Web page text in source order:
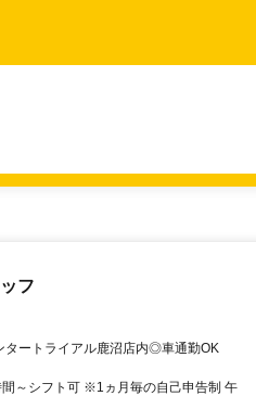
フ
タートライアル鹿沼店内◎車通勤OK
～シフト可 ※1ヵ月毎の自己申告制 午